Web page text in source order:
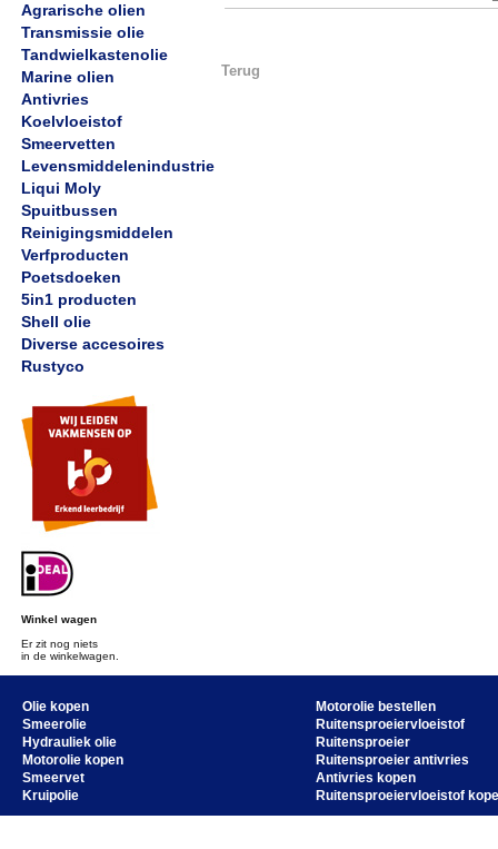
Agrarische olien
Transmissie olie
Tandwielkastenolie
Marine olien
Antivries
Koelvloeistof
Smeervetten
Levensmiddelenindustrie
Liqui Moly
Spuitbussen
Reinigingsmiddelen
Verfproducten
Poetsdoeken
5in1 producten
Shell olie
Diverse accesoires
Rustyco
Winkel wagen
Er zit nog niets
in de winkelwagen.
Terug
Olie kopen
Smeerolie
Hydrauliek olie
Motorolie kopen
Smeervet
Kruipolie
Motorolie bestellen
Ruitensproeiervloeistof
Ruitensproeier
Ruitensproeier antivries
Antivries kopen
Ruitensproeiervloeistof